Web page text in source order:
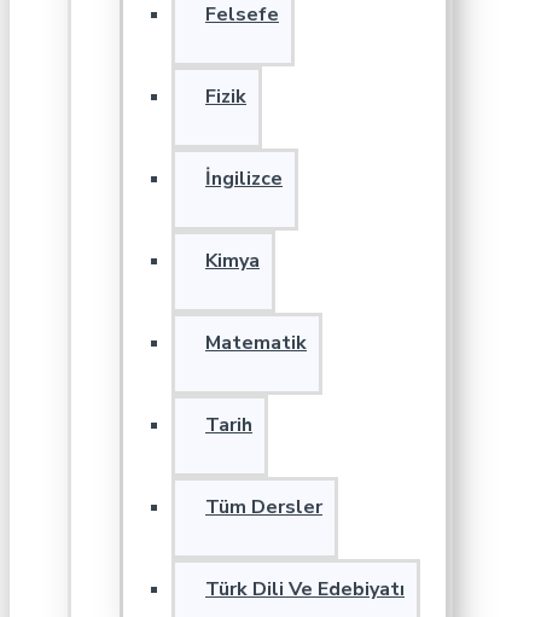
Felsefe
Fizik
İngilizce
Kimya
Matematik
Tarih
Tüm Dersler
Türk Dili Ve Edebiyatı